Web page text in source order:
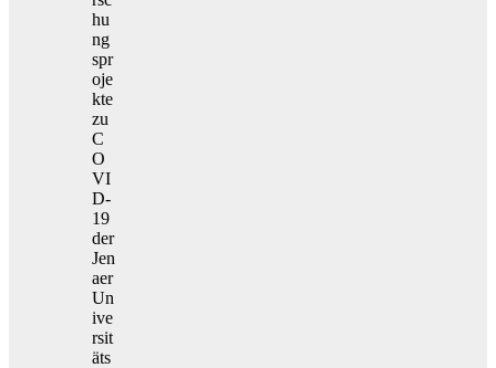
hu
ng
spr
oje
kte
zu
C
O
VI
D-
19
der
Jen
aer
Un
ive
rsit
äts